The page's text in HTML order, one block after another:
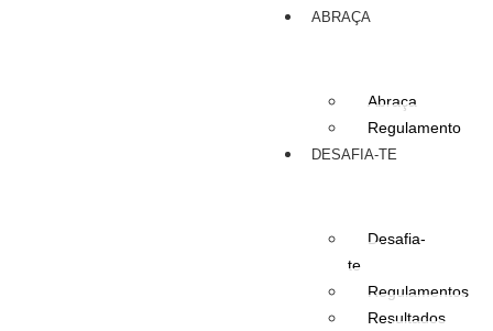
ABRAÇA
Abraça
Regulamento
DESAFIA-TE
Desafia-
te
Regulamentos
Resultados